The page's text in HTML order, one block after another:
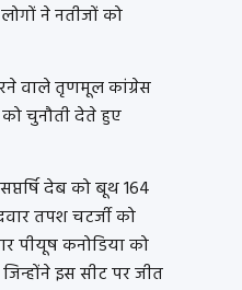
ने नतीजों को
वाले तृणमूल कांग्रेस
चुनौती देते हुए
देब को बूथ 164
तपश चटर्जी को
पीयूष कनोडिया को
इस सीट पर जीत